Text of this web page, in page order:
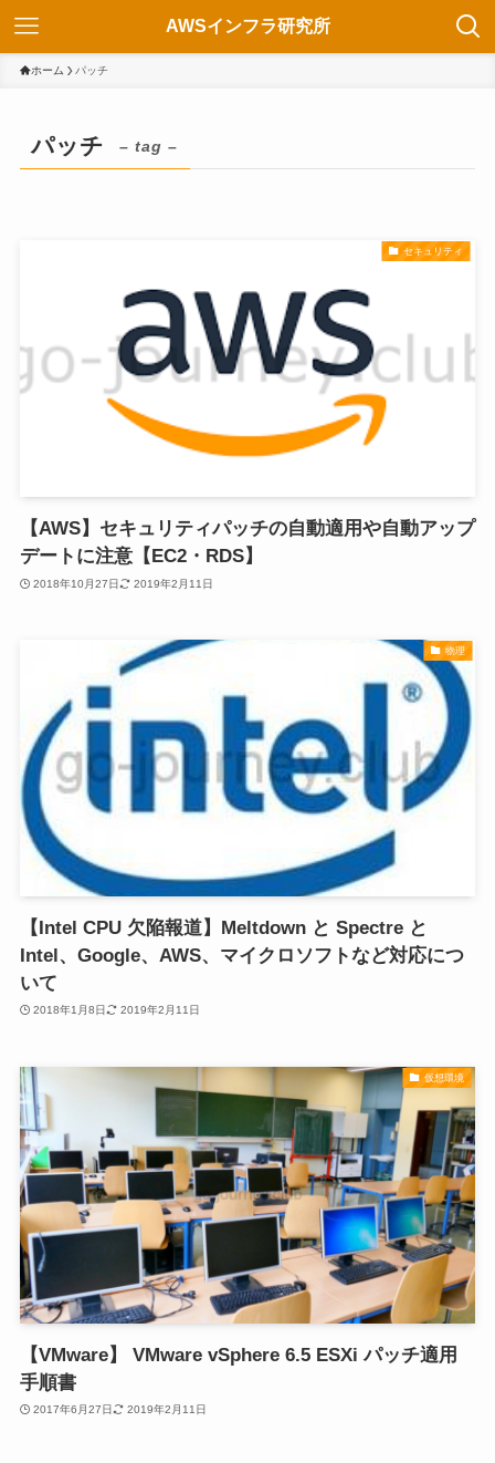
AWSインフラ研究所
ホーム パッチ
パッチ – tag –
セキュリティ
【AWS】セキュリティパッチの自動適用や自動アップ
デートに注意【EC2・RDS】
2018年10月27日 2019年2月11日
物理
【Intel CPU 欠陥報道】Meltdown と Spectre と
Intel、Google、AWS、マイクロソフトなど対応につ
いて
2018年1月8日 2019年2月11日
仮想環境
【VMware】 VMware vSphere 6.5 ESXi パッチ適用
手順書
2017年6月27日 2019年2月11日